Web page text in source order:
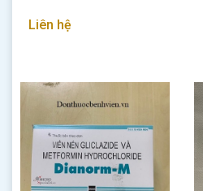
Liên hệ